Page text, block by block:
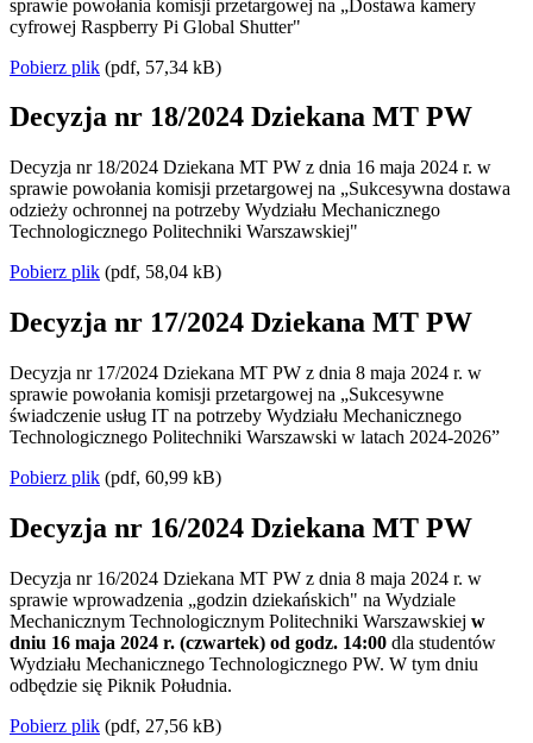
sprawie powołania komisji przetargowej na „Dostawa kamery
cyfrowej Raspberry Pi Global Shutter"
Pobierz plik (pdf, 57,34 kB)
Decyzja nr 18/2024 Dziekana MT PW
Decyzja nr 18/2024 Dziekana MT PW z dnia 16 maja 2024 r. w
sprawie powołania komisji przetargowej na „Sukcesywna dostawa
odzieży ochronnej na potrzeby Wydziału Mechanicznego
Technologicznego Politechniki Warszawskiej"
Pobierz plik (pdf, 58,04 kB)
Decyzja nr 17/2024 Dziekana MT PW
Decyzja nr 17/2024 Dziekana MT PW z dnia 8 maja 2024 r. w
sprawie powołania komisji przetargowej na „Sukcesywne
świadczenie usług IT na potrzeby Wydziału Mechanicznego
Technologicznego Politechniki Warszawski w latach 2024-2026”
Pobierz plik (pdf, 60,99 kB)
Decyzja nr 16/2024 Dziekana MT PW
Decyzja nr 16/2024 Dziekana MT PW z dnia 8 maja 2024 r. w
sprawie wprowadzenia „godzin dziekańskich" na Wydziale
Mechanicznym Technologicznym Politechniki Warszawskiej w
dniu 16 maja 2024 r. (czwartek) od godz. 14:00 dla studentów
Wydziału Mechanicznego Technologicznego PW. W tym dniu
odbędzie się Piknik Południa.
Pobierz plik (pdf, 27,56 kB)